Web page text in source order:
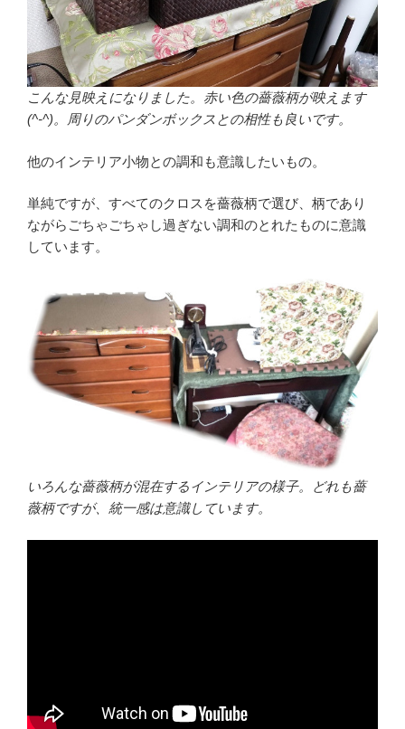
こんな見映えになりました。赤い色の薔薇柄が映えます
(^-^)。周りのパンダンボックスとの相性も良いです。
他のインテリア小物との調和も意識したいもの。
単純ですが、すべてのクロスを薔薇柄で選び、柄であり
ながらごちゃごちゃし過ぎない調和のとれたものに意識
しています。
いろんな薔薇柄が混在するインテリアの様子。どれも薔
薇柄ですが、統一感は意識しています。